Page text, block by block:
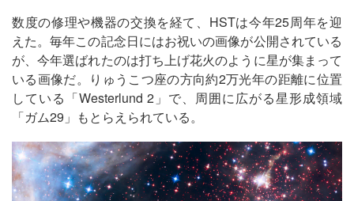
数度の修理や機器の交換を経て、HSTは今年25周年を迎
えた。毎年この記念日にはお祝いの画像が公開されている
が、今年選ばれたのは打ち上げ花火のように星が集まって
いる画像だ。りゅうこつ座の方向約2万光年の距離に位置
している「Westerlund 2」で、周囲に広がる星形成領域
「ガム29」もとらえられている。